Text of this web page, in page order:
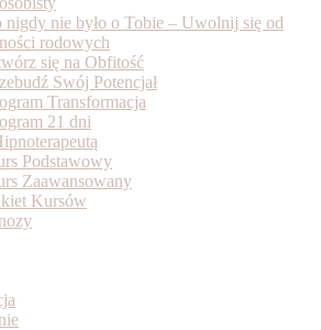
nigdy nie było o Tobie – Uwolnij się od
rodowych
się na Obfitość
Swój Potencjał
Transformacja
21 dni
Podstawowy
Zaawansowany
Kursów